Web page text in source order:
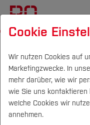
Campus
Gedanken machen
Cookie
Wir nutzen Cookies auf
Marketingzwecke. In
mehr darüber, wie wir
wie Sie uns kontaktieren
welche Cookies wir
annehmen.